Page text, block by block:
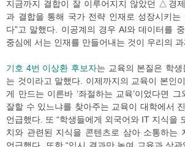
지금까지 결합이 잘 이루어지지 않았던 △경
과 결합을 통해 국가 전략 인재로 성장시키는
다”고 말했다. 이공계의 경우 AI와 데이터를
중심에 서는 인재를 만들어내는 것이 우리의
기호 4번 이상환 후보자는 교육의 본질은 학
는 것이라고 말했다. 이제까지의 교육이 본인
게 만드는 이른바 ‘좌절하는 교육’이었다면
잘할 수 있느냐를 찾아주는 교육이 대학에서
언급했다. 또 “학생들에게 외국어와 IT 지식
치와 관련된 지식을 콘텐츠로 삼아 소통하는
언급했다. 또한 “입시 결과만 높여 교육과 상